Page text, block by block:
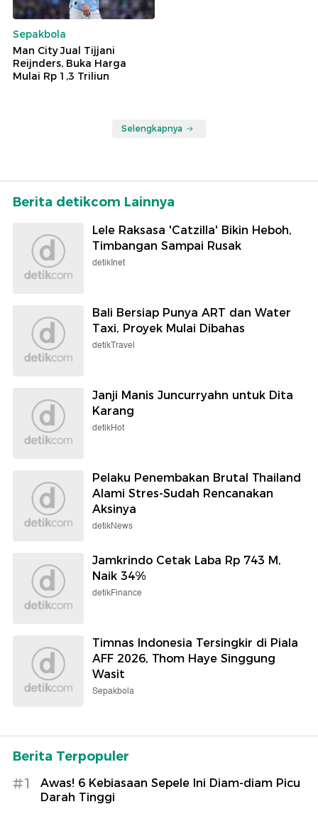
Sepakbola
Man City Jual Tijjani
Reijnders, Buka Harga
Mulai Rp 1,3 Triliun
Selengkapnya
Berita detikcom Lainnya
Lele Raksasa 'Catzilla' Bikin Heboh,
Timbangan Sampai Rusak
detikInet
Bali Bersiap Punya ART dan Water
Taxi, Proyek Mulai Dibahas
detikTravel
Janji Manis Juncurryahn untuk Dita
Karang
detikHot
Pelaku Penembakan Brutal Thailand
Alami Stres-Sudah Rencanakan
Aksinya
detikNews
Jamkrindo Cetak Laba Rp 743 M,
Naik 34%
detikFinance
Timnas Indonesia Tersingkir di Piala
AFF 2026, Thom Haye Singgung
Wasit
Sepakbola
Berita Terpopuler
#1
Awas! 6 Kebiasaan Sepele Ini Diam-diam Picu
Darah Tinggi